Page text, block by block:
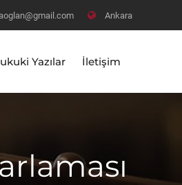
Ankara
Yazılar İletişim